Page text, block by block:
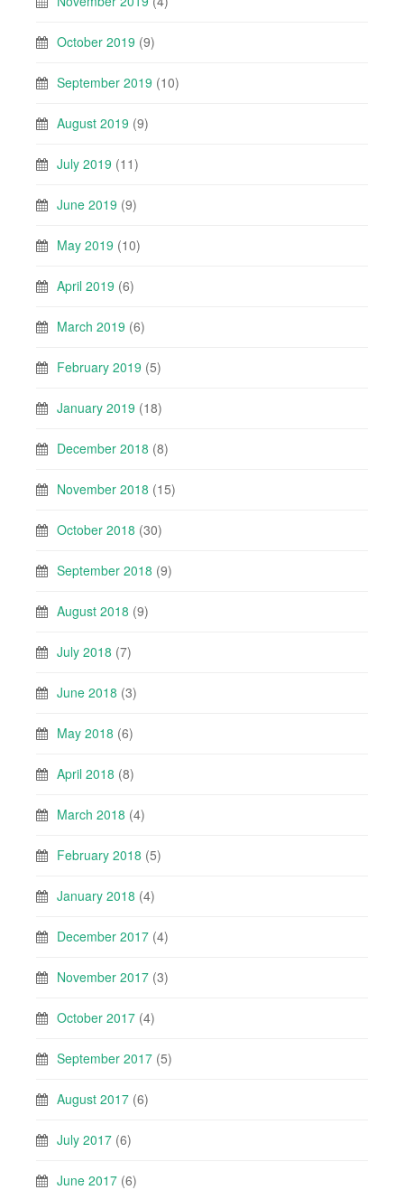
October 2019 (9)
September 2019 (10)
August 2019 (9)
July 2019 (11)
June 2019 (9)
May 2019 (10)
April 2019 (6)
March 2019 (6)
February 2019 (5)
January 2019 (18)
December 2018 (8)
November 2018 (15)
October 2018 (30)
September 2018 (9)
August 2018 (9)
July 2018 (7)
June 2018 (3)
May 2018 (6)
April 2018 (8)
March 2018 (4)
February 2018 (5)
January 2018 (4)
December 2017 (4)
November 2017 (3)
October 2017 (4)
September 2017 (5)
August 2017 (6)
July 2017 (6)
June 2017 (6)